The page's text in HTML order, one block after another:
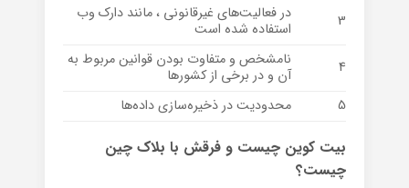
3
در فعالیت‌های غیرقانونی ، مانند دارک وب
استفاده شده است
4
نامشخص و متفاوت بودن قوانین مربوط به
آن و در برخی از کشورها
5
محدودیت در ذخیره‌سازی داده‌ها
بیت کوین چیست و فرقش با بلاک چین
چیست؟